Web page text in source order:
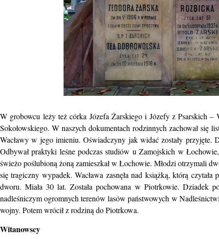
W grobowcu leży też córka Józefa Żarskiego i Józefy z Psarskich –
Sokołowskiego. W naszych dokumentach rodzinnych zachował się
Wacławy w jego imieniu. Oświadczyny jak widać zostały
Odbywał praktyki leśne podczas studiów u Zamojskich w
świeżo poślubioną żoną zamieszkał w Łochowie. Młodzi otrzymali
się tragiczny wypadek. Wacława zasnęła nad książką, którą
dworu. Miała 30 lat. Została pochowana w Piotrkowie. Dziadek
nadleśniczym ogromnych terenów lasów państwowych w
wojny. Potem wrócił z rodziną do Piotrkowa.
Witanowscy